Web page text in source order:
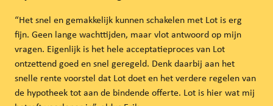
“Het snel en gemakkelijk kunnen schakelen met Lot is erg
fijn. Geen lange wachttijden, maar vlot antwoord op mijn
vragen. Eigenlijk is het hele acceptatieproces van Lot
ontzettend goed en snel geregeld. Denk daarbij aan het
snelle rente voorstel dat Lot doet en het verdere regelen van
de hypotheek tot aan de bindende offerte. Lot is hier wat mij